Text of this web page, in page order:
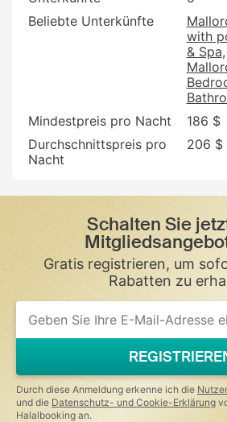
Beliebte Unterkünfte
with
& Spa
Mindestpreis pro Nacht
186 $
Durchschnittspreis pro
Nacht
206 $
Schalten Sie
Gratis registrieren, um
Rabatten zu
If
you
ignore
this
field
Durch diese Anmeldung erkenne ich die
und die Datenschutz- und Cookie-Erklärung
Halalbooking an.